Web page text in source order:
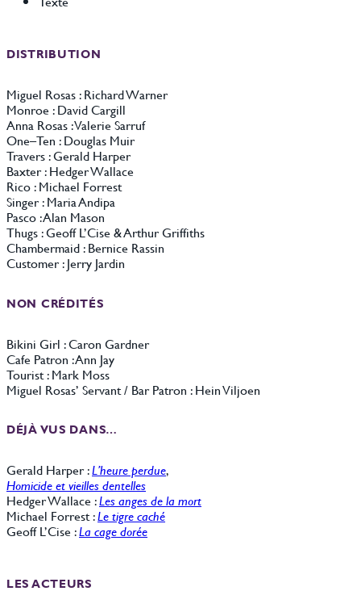
DISTRIBUTION
Miguel Rosas : Richard Warner
Monroe : David Cargill
Anna Rosas : Valerie Sarruf
One–Ten : Douglas Muir
Travers : Gerald Harper
Baxter : Hedger Wallace
Rico : Michael Forrest
Singer : Maria Andipa
Pasco : Alan Mason
Thugs : Geoff L’Cise & Arthur Griffiths
Chambermaid : Bernice Rassin
Customer : Jerry Jardin
NON CRÉDITÉS
Bikini Girl : Caron Gardner
Cafe Patron : Ann Jay
Tourist : Mark Moss
Miguel Rosas’ Servant / Bar Patron : Hein Viljoen
DÉJÀ VUS DANS…
Gerald Harper :L’heure perdue,
Homicide et vieilles dentelles
Hedger Wallace :Les anges de la mort
Michael Forrest :Le tigre caché
Geoff L’Cise :La cage dorée
LES ACTEURS